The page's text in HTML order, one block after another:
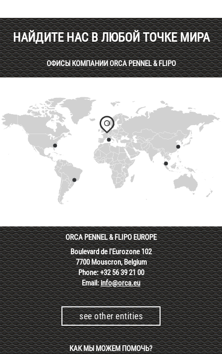
НАЙДИТЕ НАС В ЛЮБОЙ ТОЧКЕ МИРА
ОФИСЫ КОМПАНИИ ORCA PENNEL & FLIPO
ORCA PENNEL & FLIPO EUROPE
Boulevard de l'Eurozone 102
7700 Mouscron, Belgium
Phone: +32 56 39 21 00
Email:info@orca.eu
see other entities
КАК МЫ МОЖЕМ ПОМОЧЬ?